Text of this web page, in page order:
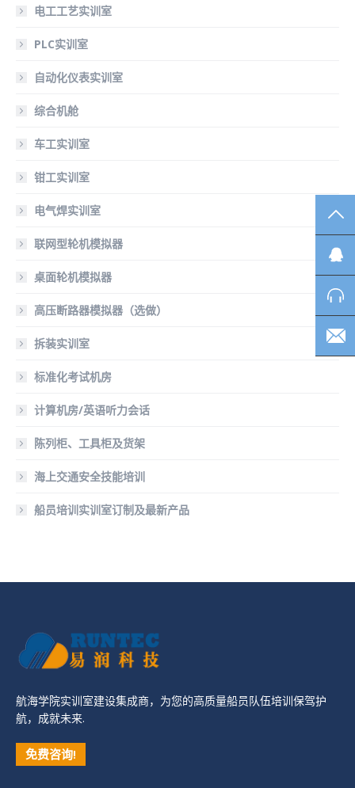
电工工艺实训室
PLC实训室
自动化仪表实训室
综合机舱
车工实训室
钳工实训室
电气焊实训室
联网型轮机模拟器
桌面轮机模拟器
高压断路器模拟器（选做）
拆装实训室
标准化考试机房
计算机房/英语听力会话
陈列柜、工具柜及货架
海上交通安全技能培训
船员培训实训室订制及最新产品
航海学院实训室建设集成商，为您的高质量船员队伍培训保驾护
航，成就未来.
免费咨询!